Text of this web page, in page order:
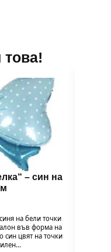
– син на
на бели точки
във форма на
син цвят на точки